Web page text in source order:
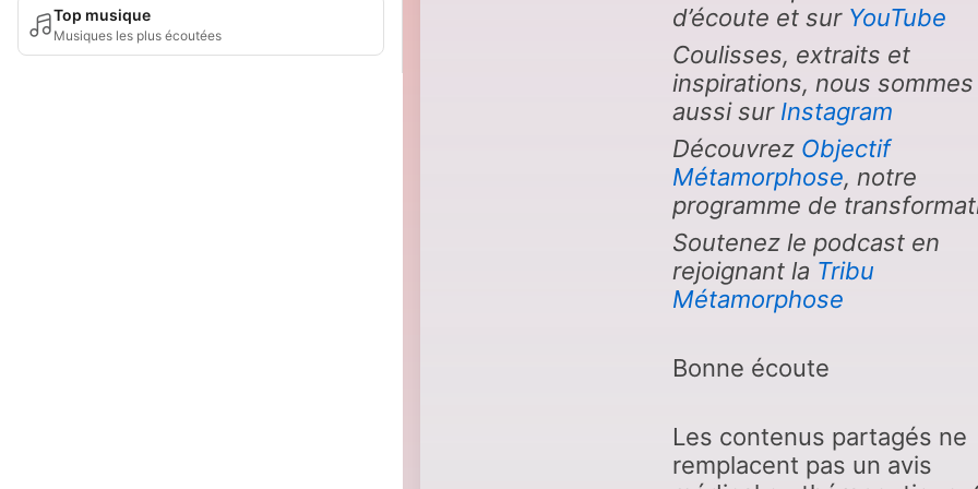
Top musique
Musiques les plus écoutées
d’écoute et sur YouTube
Coulisses, extraits et
inspirations, nous sommes
aussi sur Instagram
Découvrez Objectif
Métamorphose, notre
programme de
Soutenez le podcast en
rejoignant la Tribu
Métamorphose
Bonne écoute
Les contenus partagés ne
remplacent pas un avis